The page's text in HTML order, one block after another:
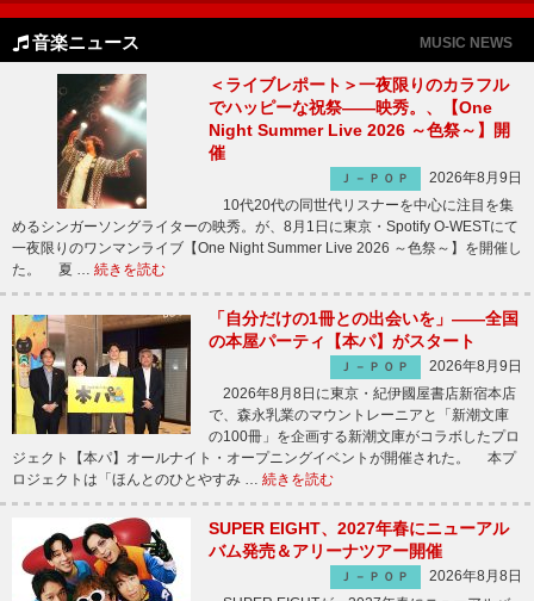
音楽ニュース MUSIC NEWS
＜ライブレポート＞一夜限りのカラフル
でハッピーな祝祭――映秀。、【One
Night Summer Live 2026 ～色祭～】開
催
Ｊ－ＰＯＰ
2026年8月9日
10代20代の同世代リスナーを中心に注目を集
めるシンガーソングライターの映秀。が、8月1日に東京・Spotify O-WESTにて
一夜限りのワンマンライブ【One Night Summer Live 2026 ～色祭～】を開催し
た。 夏 … 続きを読む
「自分だけの1冊との出会いを」――全国
の本屋パーティ【本パ】がスタート
Ｊ－ＰＯＰ
2026年8月9日
2026年8月8日に東京・紀伊國屋書店新宿本店
で、森永乳業のマウントレーニアと「新潮文庫
の100冊」を企画する新潮文庫がコラボしたプロ
ジェクト【本パ】オールナイト・オープニングイベントが開催された。 本プ
ロジェクトは「ほんとのひとやすみ … 続きを読む
SUPER EIGHT、2027年春にニューアル
バム発売＆アリーナツアー開催
Ｊ－ＰＯＰ
2026年8月8日